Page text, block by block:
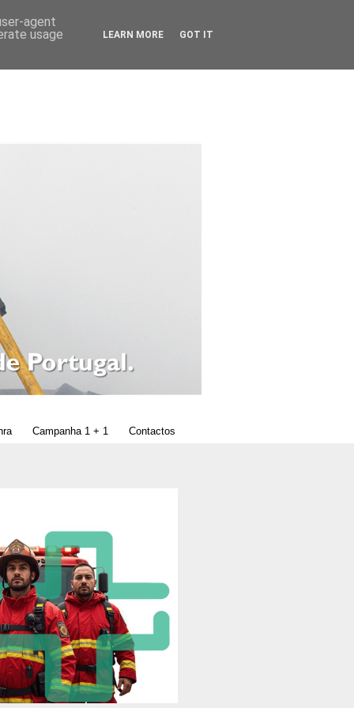
Campanha 1 + 1 Contactos
agent
usage
LEARN MORE GOT IT